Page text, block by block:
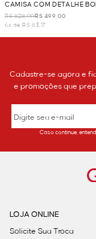
CAMISA COM DETALHE
R$ 828,00R$ 499,00
6x de R$ 83,17
Cadastre-se agora e
e promoções que
Caso continue,
LOJA ONLINE
Solicite Sua Troca